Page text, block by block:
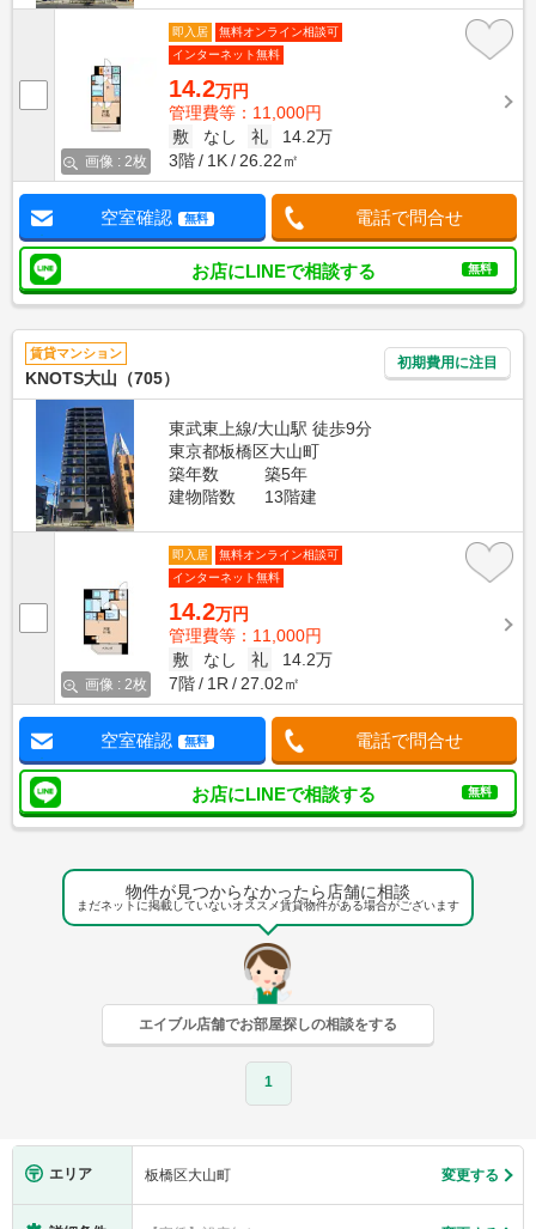
画像 : 2枚
即入居
無料オンライン相談可
インターネット無料
14.2万円
管理費等：11,000円
敷
なし 礼
14.2万
3階
1K 26.22㎡
空室確認 無料 電話で問合せ
お店にLINEで相談する 無料
賃貸マンション
KNOTS大山（705）
初期費用に注目
東武東上線/大山駅 徒歩9分
東京都板橋区大山町
築年数
築5年
建物階数
13階建
画像 : 2枚
即入居
無料オンライン相談可
インターネット無料
14.2万円
管理費等：11,000円
敷
なし 礼
14.2万
7階
1R 27.02㎡
空室確認 無料 電話で問合せ
お店にLINEで相談する 無料
物件が見つからなかったら店舗に相談
まだネットに掲載していないオススメ賃貸物件がある場合がございます
エイブル店舗でお部屋探しの相談をする
1
エリア 板橋区大山町 変更する